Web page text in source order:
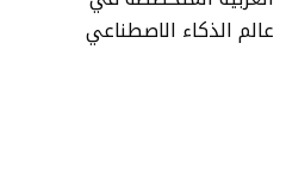
عالم الذكاء الاصطناعي